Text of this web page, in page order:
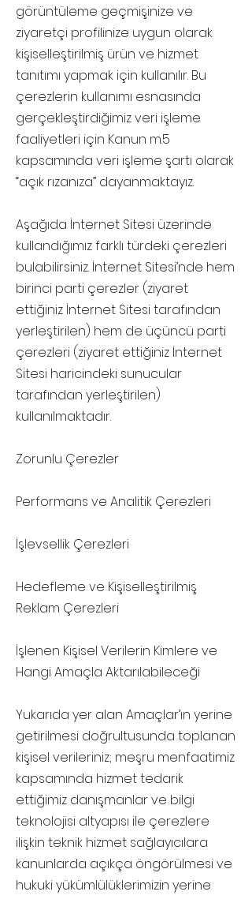
görüntüleme geçmişinize ve
ziyaretçi profilinize uygun olarak
kişiselleştirilmiş ürün ve hizmet
tanıtımı yapmak için kullanılır. Bu
çerezlerin kullanımı esnasında
gerçekleştirdiğimiz veri işleme
faaliyetleri için Kanun m.5
kapsamında veri işleme şartı olarak
“açık rızanıza” dayanmaktayız.
Aşağıda İnternet Sitesi üzerinde
kullandığımız farklı türdeki çerezleri
bulabilirsiniz. İnternet Sitesi’nde hem
birinci parti çerezler (ziyaret
ettiğiniz İnternet Sitesi tarafından
yerleştirilen) hem de üçüncü parti
çerezleri (ziyaret ettiğiniz İnternet
Sitesi haricindeki sunucular
tarafından yerleştirilen)
kullanılmaktadır.
Zorunlu Çerezler
Performans ve Analitik Çerezleri
İşlevsellik Çerezleri
Hedefleme ve Kişiselleştirilmiş
Reklam Çerezleri
İşlenen Kişisel Verilerin Kimlere ve
Hangi Amaçla Aktarılabileceği
Yukarıda yer alan Amaçlar’ın yerine
getirilmesi doğrultusunda toplanan
kişisel verileriniz; meşru menfaatimiz
kapsamında hizmet tedarik
ettiğimiz danışmanlar ve bilgi
teknolojisi altyapısı ile çerezlere
ilişkin teknik hizmet sağlayıcılara
kanunlarda açıkça öngörülmesi ve
hukuki yükümlülüklerimizin yerine